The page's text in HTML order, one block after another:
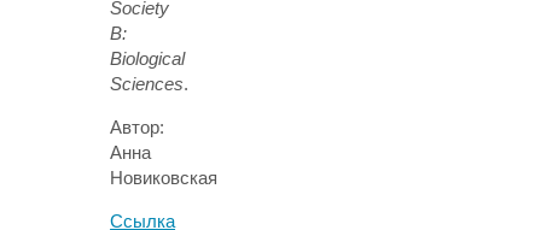
Society
B:
Biological
Sciences.
Автор:
Анна
Новиковская
Ссылка